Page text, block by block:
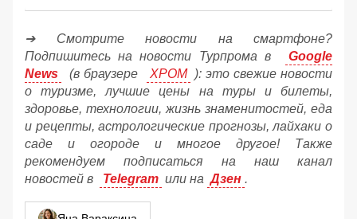
➔ Смотрите новости на смартфоне?
Подпишитесь на новости Турпрома в
Google
News
(в браузере ХРОМ
): это свежие новости
о туризме, лучшие цены на туры и билеты,
здоровье, технологии, жизнь знаменитостей, еда
и рецепты, астрологические прогнозы, лайхаки о
саде и огороде и многое другое! Также
рекомендуем подписаться на наш канал
новостей в
Telegram или на Дзен .